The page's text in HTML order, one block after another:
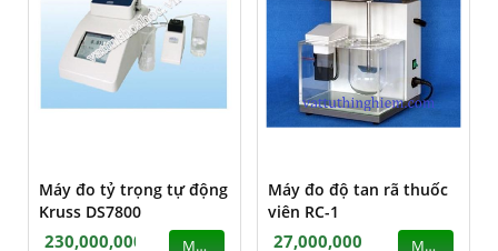
Máy đo tỷ trọng tự động
Kruss DS7800
230,000,000
MUA
Máy đo độ tan rã thuốc
viên RC-1
27,000,000
MUA